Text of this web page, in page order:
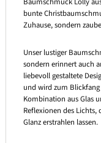
bunte
Zuhause, sondern
Unser lustiger
sondern erinnert auch
liebevoll gestaltete
und wird zum
Kombination aus Glas
Reflexionen des
Glanz erstrahlen lassen.